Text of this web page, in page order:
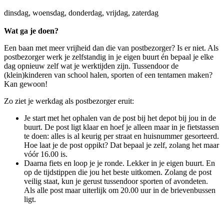
dinsdag, woensdag, donderdag, vrijdag, zaterdag
Wat ga je doen?
Een baan met meer vrijheid dan die van postbezorger? Is er niet. Als
postbezorger werk je zelfstandig in je eigen buurt én bepaal je elke
dag opnieuw zelf wat je werktijden zijn. Tussendoor de
(klein)kinderen van school halen, sporten of een tentamen maken?
Kan gewoon!
Zo ziet je werkdag als postbezorger eruit:
Je start met het ophalen van de post bij het depot bij jou in de
buurt. De post ligt klaar en hoef je alleen maar in je fietstassen
te doen: alles is al keurig per straat en huisnummer gesorteerd.
Hoe laat je de post oppikt? Dat bepaal je zelf, zolang het maar
vóór 16.00 is.
Daarna fiets en loop je je ronde. Lekker in je eigen buurt. En
op de tijdstippen die jou het beste uitkomen. Zolang de post
veilig staat, kun je gerust tussendoor sporten of avondeten.
Als alle post maar uiterlijk om 20.00 uur in de brievenbussen
ligt.